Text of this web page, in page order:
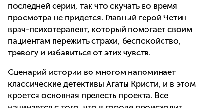
последней серии, так что скучать во время
просмотра не придется. Главный герой Четин —
врач-психотерапевт, который помогает своим
пациентам пережить страхи, беспокойство,
тревогу и избавиться от этих чувств.
Сценарий истории во многом напоминает
классические детективы Агаты Кристи, и в этом
кроется основная прелесть проекта. Все